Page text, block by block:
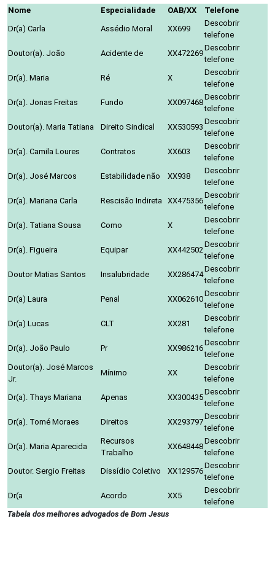
Nome Especialidade OAB/XX
Telefone
Dr(a) Carla
Assédio Moral XX699
Descobrir
telefone
Doutor(a). João
Acidente de XX472269
Descobrir
telefone
Dr(a). Maria
Ré X
Descobrir
telefone
Dr(a). Jonas Freitas
Fundo XX097468
Descobrir
telefone
Doutor(a). Maria Tatiana
Direito Sindical XX530593
Descobrir
telefone
Dr(a). Camila Loures
Contratos XX603
Descobrir
telefone
Dr(a). José Marcos
Estabilidade não XX938
Descobrir
telefone
Dr(a). Mariana Carla
Rescisão Indireta XX475356
Descobrir
telefone
Dr(a). Tatiana Sousa
Como X
Descobrir
telefone
Dr(a). Figueira
Equipar XX442502
Descobrir
telefone
Doutor Matias Santos
Insalubridade XX286474
Descobrir
telefone
Dr(a) Laura
Penal XX062610
Descobrir
telefone
Dr(a) Lucas
CLT XX281
Descobrir
telefone
Dr(a). João Paulo
Pr XX986216
Descobrir
telefone
Doutor(a). José Marcos
Jr.
Mínimo XX
Descobrir
telefone
Dr(a). Thays Mariana
Apenas XX300435
Descobrir
telefone
Dr(a). Tomé Moraes
Direitos XX293797
Descobrir
telefone
Dr(a). Maria Aparecida
Recursos
Trabalho
XX648448
Descobrir
telefone
Doutor. Sergio Freitas
Dissídio Coletivo XX129576
Descobrir
telefone
Dr(a
Acordo XX5
Descobrir
telefone
Tabela dos melhores advogados de Bom Jesus